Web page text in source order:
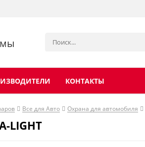
КОНТАКТЫ
Все для Авто Охрана для автомобиля
LIGHT